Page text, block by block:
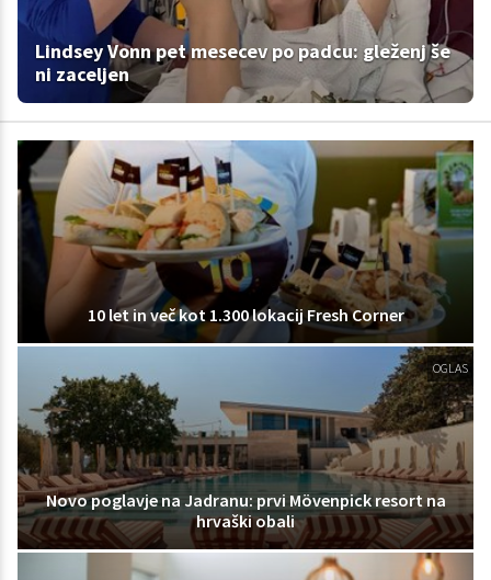
Lindsey Vonn pet mesecev po padcu: gleženj še
ni zaceljen
10 let in več kot 1.300 lokacij Fresh Corner
OGLAS
Novo poglavje na Jadranu: prvi Mövenpick resort na
hrvaški obali